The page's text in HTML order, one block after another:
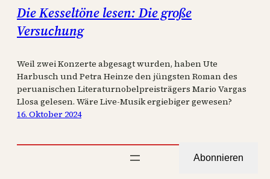
Die Kesseltöne lesen: Die große
Versuchung
Weil zwei Konzerte abgesagt wurden, haben Ute
Harbusch und Petra Heinze den jüngsten Roman des
peruanischen Literaturnobelpreisträgers Mario Vargas
Llosa gelesen. Wäre Live-Musik ergiebiger gewesen?
16. Oktober 2024
Abonnieren